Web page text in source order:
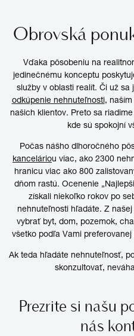
Obrovská
Vďaka pôsobeniu na
jedinečnému konceptu
služby v oblasti realít. Či už
odkúpenie nehnuteľnosti,
našich klientov. Preto sa
kde sú spokojní
Počas nášho dlhoročného
kanceláriou viac, ako 2300
hranicu viac ako 800
dňom rastú. Ocenenie
získali niekoľko rokov po
nehnuteľnosti hľadáte. Z
vybrať byt, dom, pozemok,
všetko podľa Vami
Ak teda hľadáte nehnuteľnosť,
skonzultovať,
Prezrite si našu
nás